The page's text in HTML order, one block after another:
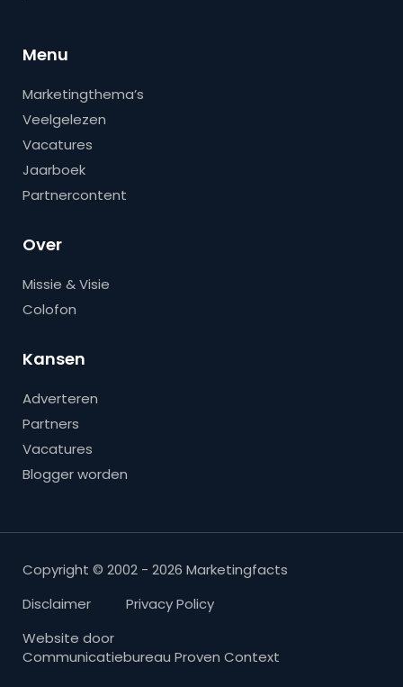
Menu
Marketingthema’s
Veelgelezen
Vacatures
Jaarboek
Partnercontent
Over
Missie & Visie
Colofon
Kansen
Adverteren
Partners
Vacatures
Blogger worden
Copyright © 2002 - 2026 Marketingfacts
Disclaimer
Privacy Policy
Website door
Communicatiebureau Proven Context